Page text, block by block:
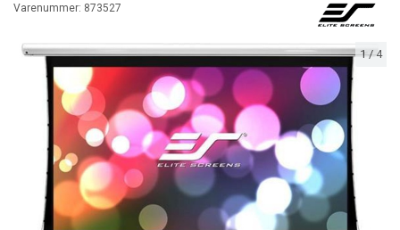
1/4
Varenummer: 873527